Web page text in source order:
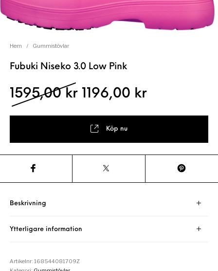
Hem / Gummistövlar
Fubuki Niseko 3.0 Low Pink
1595,00 kr Det ursprungliga
1196,00 krDet
Köp nu
Beskrivning
Ytterligare information
Artikelnr:168544081709Z